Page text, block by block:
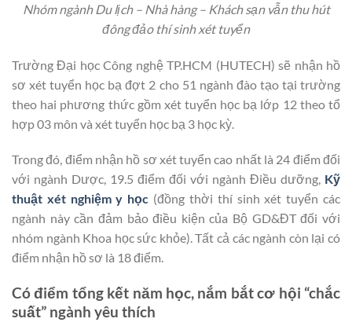
Nhóm ngành Du lịch – Nhà hàng – Khách sạn vẫn thu hút
đông đảo thí sinh xét tuyển
Trường Đại học Công nghệ TP.HCM (HUTECH) sẽ nhận hồ
sơ xét tuyển học bạ đợt 2 cho 51 ngành đào tạo tại trường
theo hai phương thức gồm xét tuyển học bạ lớp 12 theo tổ
hợp 03 môn và xét tuyển học bạ 3 học kỳ.
Trong đó, điểm nhận hồ sơ xét tuyển cao nhất là 24 điểm đối
với ngành Dược, 19.5 điểm đối với ngành Điều dưỡng, Kỹ
thuật xét nghiệm y học (đồng thời thí sinh xét tuyển các
ngành này cần đảm bảo điều kiện của Bộ GD&ĐT đối với
nhóm ngành Khoa học sức khỏe). Tất cả các ngành còn lại có
điểm nhận hồ sơ là 18 điểm.
Có điểm tổng kết năm học, nắm bắt cơ hội “chắc
suất” ngành yêu thích